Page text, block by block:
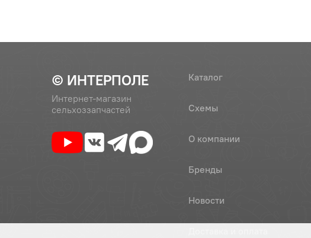
© ИНТЕРПОЛЕ
Интернет-магазин
сельхоззапчастей
Каталог
Схемы
О компании
Бренды
Новости